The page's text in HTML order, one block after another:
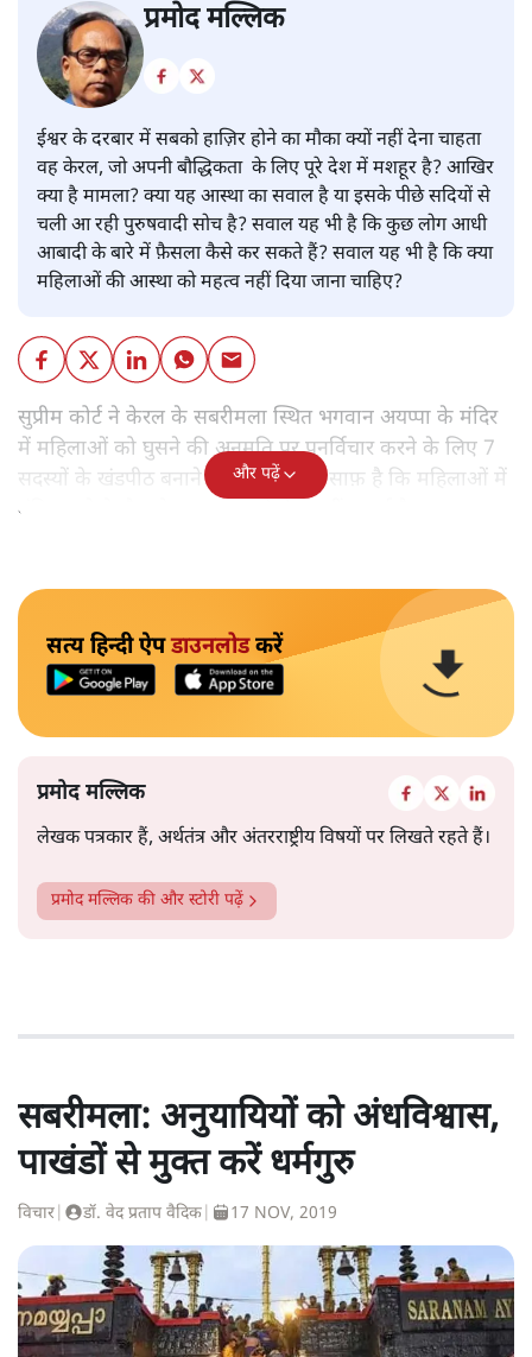
प्रमोद मल्लिक
ईश्वर के दरबार में सबको हाज़िर होने का मौका क्यों नहीं देना चाहता
वह केरल, जो अपनी बौद्धिकता के लिए पूरे देश में मशहूर है? आखिर
क्या है मामला? क्या यह आस्था का सवाल है या इसके पीछे सदियों से
चली आ रही पुरुषवादी सोच है? सवाल यह भी है कि कुछ लोग आधी
आबादी के बारे में फ़ैसला कैसे कर सकते हैं? सवाल यह भी है कि क्या
महिलाओं की आस्था को महत्व नहीं दिया जाना चाहिए?
सुप्रीम कोर्ट ने केरल के सबरीमला स्थित भगवान अयप्पा के मंदिर
में महिलाओं को घुसने की अनुमति पर पुनर्विचार करने के लिए 7
सदस्यों के खंडपीठ बनाने को कहा। इससे साफ़ है कि महिलाओं में
मंदिर जाने के फ़ैसले पर सरकार ने रोक नहीं लगाई है।
और पढ़ें
सत्य हिन्दी ऐपडाउनलोडकरें
प्रमोद मल्लिक
लेखक पत्रकार हैं, अर्थतंत्र और अंतरराष्ट्रीय विषयों पर लिखते रहते हैं।
प्रमोद मल्लिक की और स्टोरी पढ़ें
सबरीमला: अनुयायियों को अंधविश्वास,
पाखंडों से मुक्त करें धर्मगुरु
विचार डॉ. वेद प्रताप वैदिक 17 NOV, 2019